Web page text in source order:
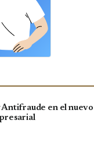
en el nuevo